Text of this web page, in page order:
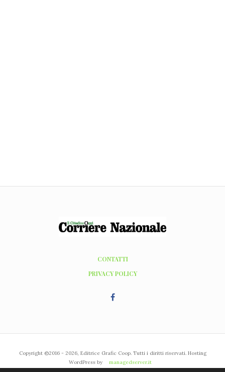
CONTATTI
PRIVACY POLICY
Copyright ©2016 - 2026, Editrice Grafic Coop. Tutti i diritti riservati. Hosting
WordPress by
managedserver.it